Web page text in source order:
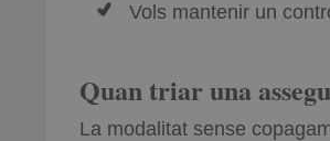
Vols mantenir un
Quan triar una
La modalitat sense